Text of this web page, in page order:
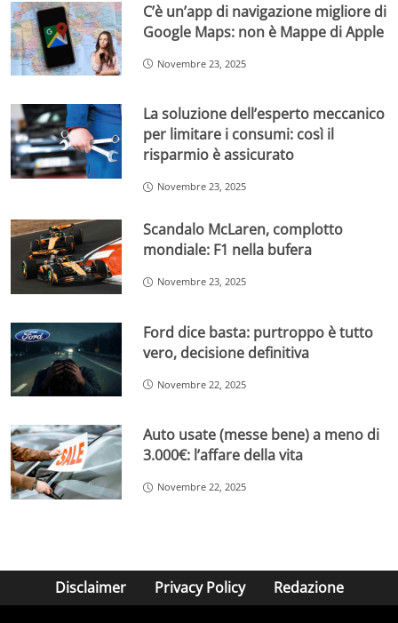
C’è un’app di navigazione migliore di
Google Maps: non è Mappe di Apple
Novembre 23, 2025
La soluzione dell’esperto meccanico
per limitare i consumi: così il
risparmio è assicurato
Novembre 23, 2025
Scandalo McLaren, complotto
mondiale: F1 nella bufera
Novembre 23, 2025
Ford dice basta: purtroppo è tutto
vero, decisione definitiva
Novembre 22, 2025
Auto usate (messe bene) a meno di
3.000€: l’affare della vita
Novembre 22, 2025
Disclaimer Privacy Policy Redazione